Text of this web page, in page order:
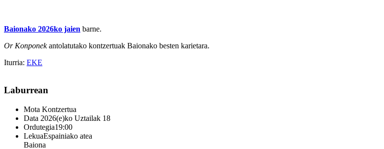
Baionako 2026ko jaien barne.
Or Konponekantolatutako kontzertuak Baionako besten karietara.
Iturria: EKE
Laburrean
Mota Kontzertua
Data 2026(e)ko Uztailak 18
Ordutegia19:00
LekuaEspainiako atea
Baiona